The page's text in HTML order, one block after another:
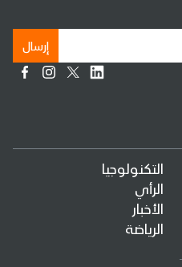
التكنولوجيا
الرأي
الأخبار
الرياضة
إرسال